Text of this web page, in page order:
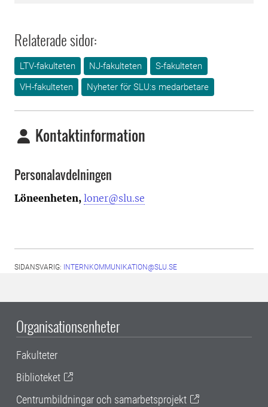
Relaterade sidor:
LTV-fakulteten NJ-fakulteten
S-fakulteten
VH-fakulteten
Nyheter för SLU:s medarbetare
Kontaktinformation
Personalavdelningen
Löneenheten, loner@slu.se
SIDANSVARIG: INTERNKOMMUNIKATION@SLU.SE
Organisationsenheter
Fakulteter
Biblioteket
Centrumbildningar och samarbetsprojekt